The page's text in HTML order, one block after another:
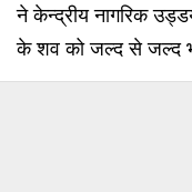
ने केन्द्रीय नागरिक
के शव को जल्द से जल्द